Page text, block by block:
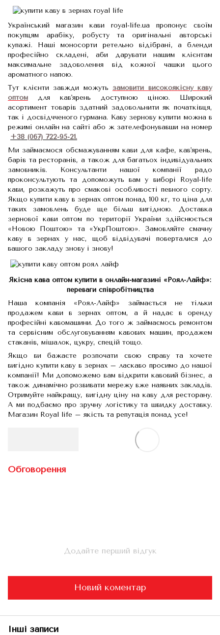
Український магазин кави royal-life.ua пропонує своїм
покупцям арабіку, робусту та оригінальні авторські
купажі. Наші моносорти ретельно відібрані, а бленди
професійно складені, аби дарувати нашим клієнтам
максимальне задоволення від кожної чашки цього
ароматного напою.
Тут клієнти завжди можуть замовити високоякісну каву
оптом для кав'ярень доступною ціною. Широкий
асортимент товарів здатний задовольнити як початківця,
так і досвідчченого гурмана. Каву зернову купити можна в
режимі онлайн на сайті або ж зателефонувавши на номер
+38 (067) 722-95-21.
Ми займаємося обсмажуванням кави для кафе, кав'ярень,
барів та ресторанів, а також для багатьох індивідуальних
замовників. Консультанти нашої компанії радо
проконсультують та допоможуть вам у виборі Royal-life
кави, розкажуть про смакові особливості певного сорту.
Якщо купити каву в зернах оптом понад 100 кг, то ціна для
таких замовлень буде ще більш вигідною. Доставка
зернової кави оптом по території України здійснюється
«Новою Поштою» та «УкрПоштою». Замовляйте смачну
каву в зернах у нас, щоб відвідувачі поверталися до
вашого закладу знову і знову!
Якісна кава оптом купити в онлайн-магазині «Роял-Лайф»:
переваги співробітництва
Наша компанія «Роял-Лайф» займається не тільки
продажем кави в зернах оптом, а й надає в оренду
професійні кавомашини. До того ж займаємось ремонтом
та сервісним обслуговуванням кавових машин, продажем
стаканів, мішалок, цукру, спецій тощо.
Якщо ви бажаєте розпочати свою справу та хочете
вигідно купити каву в зернах – ласкаво просимо до нашої
компанії! Ми допоможемо вам відкрити кавовий бізнес, а
також динамічно розвивати мережу вже наявних закладів.
Отримуйте найкращу, вигідну ціну на каву для ресторану.
А ми подбаємо про зручну логістику та швидку доставку.
Магазин Royal life – якість та репутація понад усе!
Обговорення
Додайте перший відгук
Новий коментар
Інші записи